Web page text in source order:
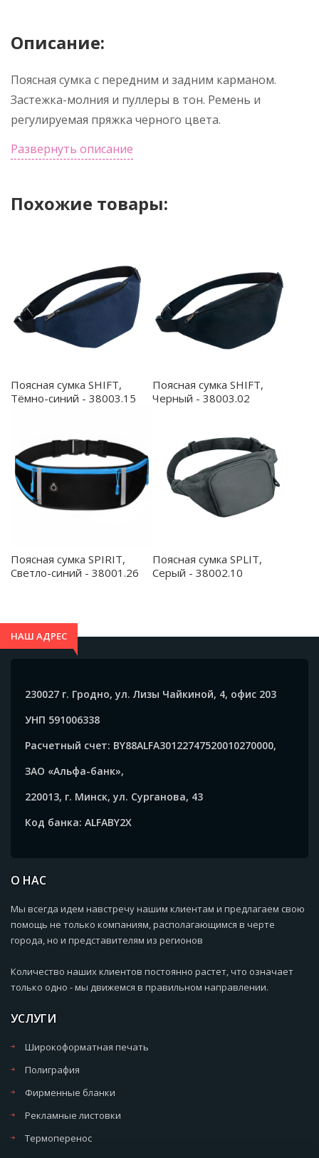
Описание:
Поясная сумка с передним и задним карманом.
Застежка-молния и пуллеры в тон. Ремень и
регулируемая пряжка черного цвета.
Развернуть описание
Похожие товары:
Поясная сумка SHIFT,
Тёмно-синий - 38003.15
Поясная сумка SHIFT,
Черный - 38003.02
Поясная сумка SPIRIT,
Светло-синий - 38001.26
Поясная сумка SPLIT,
Серый - 38002.10
НАШ АДРЕС
230027 г. Гродно, ул. Лизы Чайкиной, 4, офис 203
УНП 591006338
Расчетный счет: BY88ALFA30122747520010270000,
ЗАО «Альфа-банк»,
220013, г. Минск, ул. Сурганова, 43
Код банка: ALFABY2X
О НАС
Мы всегда идем навстречу нашим клиентам и предлагаем свою
помощь не только компаниям, располагающимся в черте
города, но и представителям из регионов
Количество наших клиентов постоянно растет, что означает
только одно - мы движемся в правильном направлении.
УСЛУГИ
Широкоформатная печать
Полиграфия
Фирменные бланки
Рекламные листовки
Термоперенос